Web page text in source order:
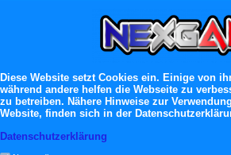
Im Forum sind zur Zeit 4546 Benutzer online
Es erwarten dich:
13.119 registrierte Mitglieder
71.048 Themen
Diese Website setzt Cookies ein. Einige von
während andere helfen die Webseite zu
zu betreiben. Nähere Hinweise zur
Website, finden sich in der
Datenschutzerklärung